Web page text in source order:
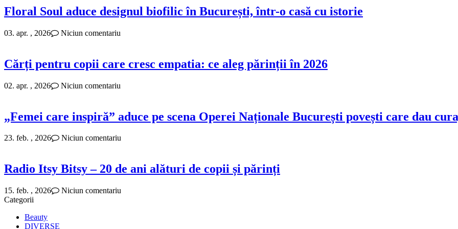
Floral Soul aduce designul biofilic în București, într-o casă cu istorie
03. apr. , 2026 Niciun comentariu
Cărți pentru copii care cresc empatia: ce aleg părinții în 2026
02. apr. , 2026 Niciun comentariu
„Femei care inspiră” aduce pe scena Operei Naționale București povești care dau
23. feb. , 2026 Niciun comentariu
Radio Itsy Bitsy – 20 de ani alături de copii și părinți
15. feb. , 2026
Niciun comentariu
Categorii
Beauty
DIVERSE